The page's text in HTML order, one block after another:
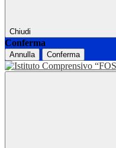
Chiudi
Conferma
Annulla Conferma